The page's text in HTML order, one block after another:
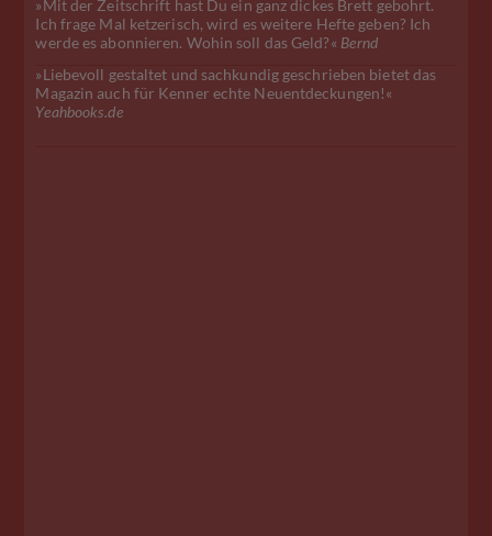
»Mit der Zeitschrift hast Du ein ganz dickes Brett gebohrt.
Ich frage Mal ketzerisch, wird es weitere Hefte geben? Ich
werde es abonnieren. Wohin soll das Geld?« Bernd
»Liebevoll gestaltet und sachkundig geschrieben bietet das
Magazin auch für Kenner echte Neuentdeckungen!«
Yeahbooks.de